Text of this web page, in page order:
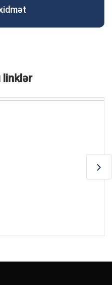
linklər